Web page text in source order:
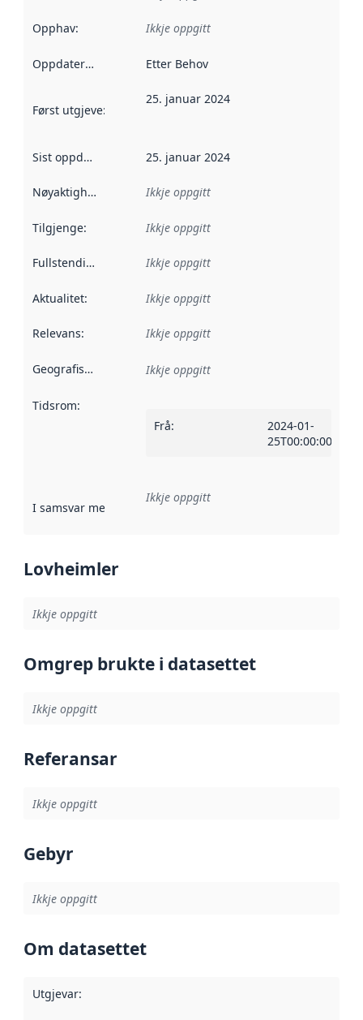
Opphav: Ikkje oppgitt
Oppdateringsfrekvens :
Etter Behov
Først utgjeve: Denne datoen seier når dataa i dette
25. januar 2024
Sist oppdatert 25. januar 2024
Nøyaktigheit Ikkje oppgitt
Tilgjenge: Ikkje oppgitt
Fullstendigheit Ikkje oppgitt
Aktualitet: Ikkje oppgitt
Relevans: Ikkje oppgitt
Geografisk område Ikkje oppgitt
Tidsrom:
Frå:
2024-01-
25T00:00:00Z
I samsvar med Referanse til ei implementeringsregel eller
Ikkje oppgitt
Lovheimler
Ikkje oppgitt
Omgrep brukte i datasettet
Ikkje oppgitt
Referansar
Ikkje oppgitt
Gebyr
Ikkje oppgitt
Om datasettet
Utgjevar: